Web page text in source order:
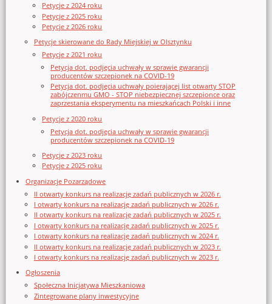
Petycje z 2024 roku
Petycje z 2025 roku
Petycje z 2026 roku
Petycje skierowane do Rady Miejskiej w Olsztynku
Petycje z 2021 roku
Petycja dot. podjęcia uchwały w sprawie gwarancji
producentów szczepionek na COVID-19
Petycja dot. podjęcia uchwały poierającej list otwarty STOP
zabójczenmu GMO - STOP niebezpiecznej szczepionce oraz
zaprzestania eksperymentu na mieszkańcach Polski i inne
Petycje z 2020 roku
Petycja dot. podjęcia uchwały w sprawie gwarancji
producentów szczepionek na COVID-19
Petycje z 2023 roku
Petycje z 2025 roku
Organizacje Pozarządowe
II otwarty konkurs na realizację zadań publicznych w 2026 r.
I otwarty konkurs na realizację zadań publicznych w 2026 r.
II otwarty konkurs na realizację zadań publicznych w 2025 r.
I otwarty konkurs na realizację zadań publicznych w 2025 r.
I otwarty konkurs na realizację zadań publicznych w 2024 r.
II otwarty konkurs na realizację zadań publicznych w 2023 r.
I otwarty konkurs na realizację zadań publicznych w 2023 r.
Ogłoszenia
Społeczna Inicjatywa Mieszkaniowa
Zintegrowane plany inwestycyjne